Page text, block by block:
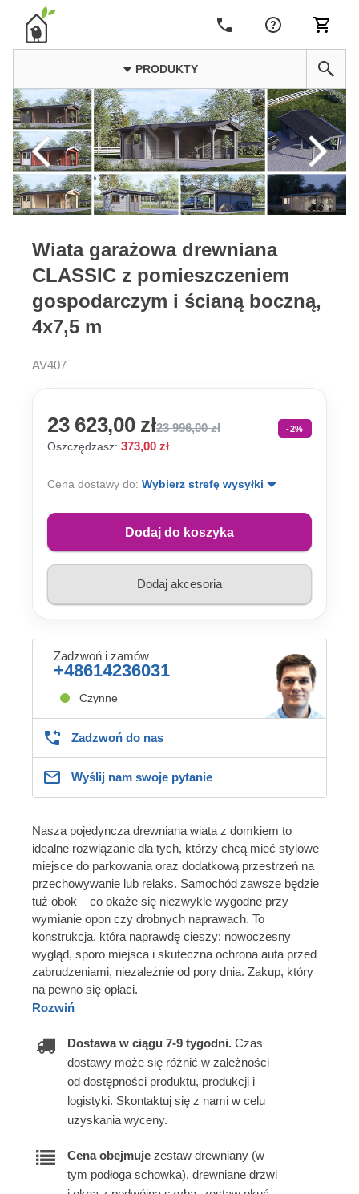
PRODUKTY
Wiata garażowa drewniana
CLASSIC z pomieszczeniem
gospodarczym i ścianą boczną,
4x7,5 m
AV407
23 623,00 zł23 996,00 zł -2%
Oszczędzasz: 373,00 zł
Cena dostawy do: Wybierz strefę wysyłki
Dodaj do koszyka
Dodaj akcesoria
Zadzwoń i zamów
+48614236031
Czynne
Zadzwoń do nas
Wyślij nam swoje pytanie
Nasza pojedyncza drewniana wiata z domkiem to
idealne rozwiązanie dla tych, którzy chcą mieć stylowe
miejsce do parkowania oraz dodatkową przestrzeń na
przechowywanie lub relaks. Samochód zawsze będzie
tuż obok – co okaże się niezwykle wygodne przy
wymianie opon czy drobnych naprawach. To
konstrukcja, która naprawdę cieszy: nowoczesny
wygląd, sporo miejsca i skuteczna ochrona auta przed
zabrudzeniami, niezależnie od pory dnia. Zakup, który
na pewno się opłaci.
Rozwiń
Dostawa w ciągu 7-9 tygodni. Czas
dostawy może się różnić w zależności
od dostępności produktu, produkcji i
logistyki. Skontaktuj się z nami w celu
uzyskania wyceny.
Cena obejmuje zestaw drewniany (w
tym podłoga schowka), drewniane drzwi